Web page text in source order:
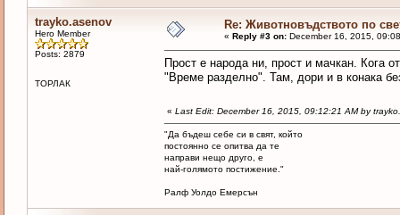
trayko.asenov
Hero Member
Posts: 2879
ТОРЛАК
Re: Животновъдството по
« Reply #3 on:December 16, 2015,
Прост е народа ни, прост и мачкан. Кога
"Време разделно". Там, дори и в конака
« Last Edit: December 16, 2015, 09:12:21 AM by
"Да бъдеш себе си в свят, който
постоянно се опитва да те
направи нещо друго, е
най-голямото постижение."
Ралф Уолдо Емерсън